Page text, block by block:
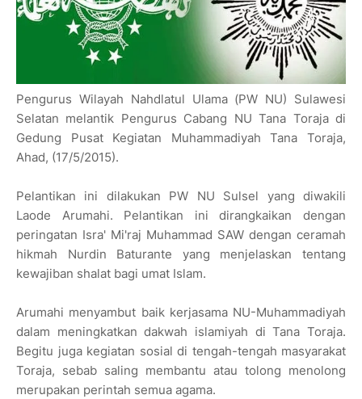
Pengurus Wilayah Nahdlatul Ulama (PW NU) Sulawesi
Selatan melantik Pengurus Cabang NU Tana Toraja di
Gedung Pusat Kegiatan Muhammadiyah Tana Toraja,
Ahad, (17/5/2015).
Pelantikan ini dilakukan PW NU Sulsel yang diwakili
Laode Arumahi. Pelantikan ini dirangkaikan dengan
peringatan Isra' Mi'raj Muhammad SAW dengan ceramah
hikmah Nurdin Baturante‬ yang menjelaskan tentang
kewajiban shalat bagi umat Islam.
Arumahi menyambut baik kerjasama NU-Muhammadiyah
dalam meningkatkan dakwah islamiyah di Tana Toraja.
Begitu juga kegiatan sosial di tengah-tengah masyarakat
Toraja, sebab saling membantu atau tolong menolong
merupakan perintah semua agama.